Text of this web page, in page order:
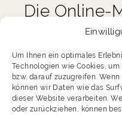
Um Ihnen ein optimales
Technologien wie Cookies,
bzw. darauf zuzugreifen.
können wir Daten wie das
dieser Website verarbeiten.
oder zurückziehen, können
Die Online-
Was ändert sich
vor der eigenen Nase,
sitzt? Das fragen sich